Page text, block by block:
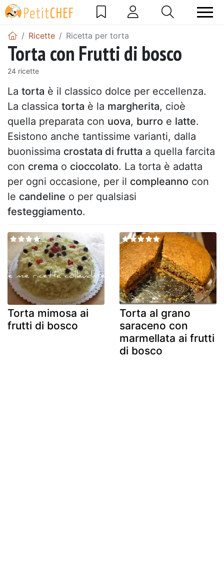
Ricette Ricetta per torta
Torta con Frutti di bosco
24 ricette
La torta è il classico dolce per eccellenza.
La classica torta è la margherita, cioè
quella preparata con uova, burro e latte.
Esistono anche tantissime varianti, dalla
buonissima crostata di frutta a quella farcita
con crema o cioccolato. La torta è adatta
per ogni occasione, per il compleanno con
le candeline o per qualsiasi
festeggiamento.
Torta mimosa ai
frutti di bosco
Torta al grano
saraceno con
marmellata ai frutti
di bosco